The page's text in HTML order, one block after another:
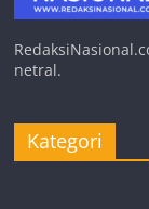
netral.
Kategori